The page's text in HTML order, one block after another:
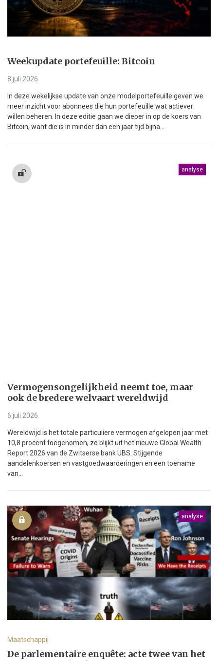
Weekupdate portefeuille: Bitcoin
8 juli 2026
In deze wekelijkse update van onze modelportefeuille geven we
meer inzicht voor abonnees die hun portefeuille wat actiever
willen beheren. In deze editie gaan we dieper in op de koers van
Bitcoin, want die is in minder dan een jaar tijd bijna...
analyse
Vermogensongelijkheid neemt toe, maar
ook de bredere welvaart wereldwijd
6 juli 2026
Wereldwijd is het totale particuliere vermogen afgelopen jaar met
10,8 procent toegenomen, zo blijkt uit het nieuwe Global Wealth
Report 2026 van de Zwitserse bank UBS. Stijgende
aandelenkoersen en vastgoedwaarderingen en een toename
van...
analyse
Maatschappij
De parlementaire enquête: acte twee van het